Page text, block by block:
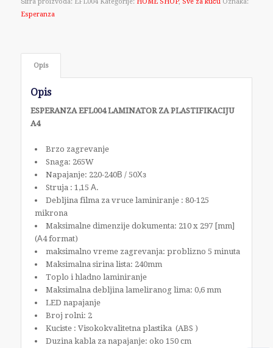
Esperanza
Opis
Opis
ESPERANZA EFL004 LAMINATOR ZA PLASTIFIKACIJU
A4
Brzo zagrevanje
Snaga: 265W
Napajanje: 220-240В / 50Хз
Struja : 1,15 А.
Debljina filma za vruce laminiranje : 80-125
mikrona
Maksimalne dimenzije dokumenta: 210 x 297 [mm]
(А4 format)
maksimalno vreme zagrevanja: problizno 5 minuta
Maksimalna sirina lista: 240mm
Toplo i hladno laminiranje
Maksimalna debljina lameliranog lima: 0,6 mm
LED napajanje
Broj rolni: 2
Kuciste : Visokokvalitetna plastika (ABS )
Duzina kabla za napajanje: oko 150 cm